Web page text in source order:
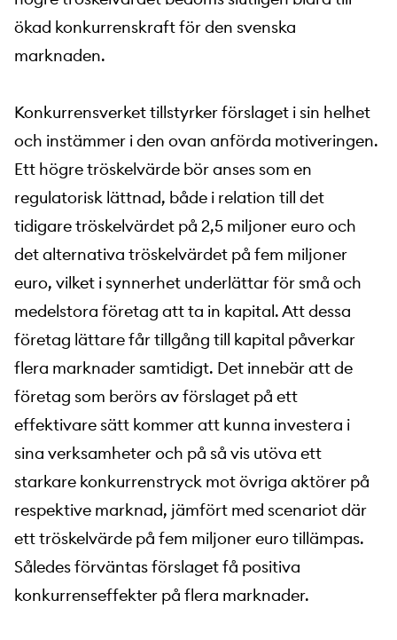
ökad konkurrenskraft för den svenska
marknaden.
Konkurrensverket tillstyrker förslaget i sin helhet
och instämmer i den ovan anförda motiveringen.
Ett högre tröskelvärde bör anses som en
regulatorisk lättnad, både i relation till det
tidigare tröskelvärdet på 2,5 miljoner euro och
det alternativa tröskelvärdet på fem miljoner
euro, vilket i synnerhet underlättar för små och
medelstora företag att ta in kapital. Att dessa
företag lättare får tillgång till kapital påverkar
flera marknader samtidigt. Det innebär att de
företag som berörs av förslaget på ett
effektivare sätt kommer att kunna investera i
sina verksamheter och på så vis utöva ett
starkare konkurrenstryck mot övriga aktörer på
respektive marknad, jämfört med scenariot där
ett tröskelvärde på fem miljoner euro tillämpas.
Således förväntas förslaget få positiva
konkurrenseffekter på flera marknader.